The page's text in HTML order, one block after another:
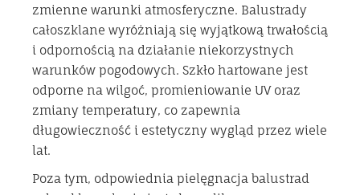
zmienne warunki atmosferyczne. Balustrady
całoszklane wyróżniają się wyjątkową trwałością
i odpornością na działanie niekorzystnych
warunków pogodowych. Szkło hartowane jest
odporne na wilgoć, promieniowanie UV oraz
zmiany temperatury, co zapewnia
długowieczność i estetyczny wygląd przez wiele
lat.
Poza tym, odpowiednia pielęgnacja balustrad